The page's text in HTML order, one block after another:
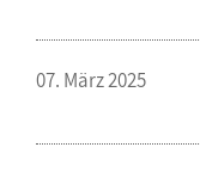
07. März 2025